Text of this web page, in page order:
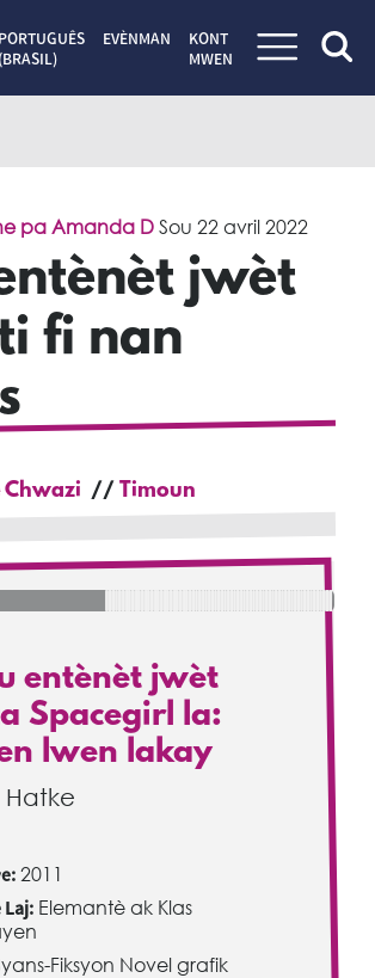
PORTUGUÊS
(BRASIL)
EVÈNMAN
KONT
MWEN
pa Amanda DSou 22 avril 2022
jwèt
fi nan
Timoun
entènèt jwèt
Spacegirl la:
lwen lakay
Hatke
2011
Laj:Elemantè ak Klas
Fiksyon Novel grafik